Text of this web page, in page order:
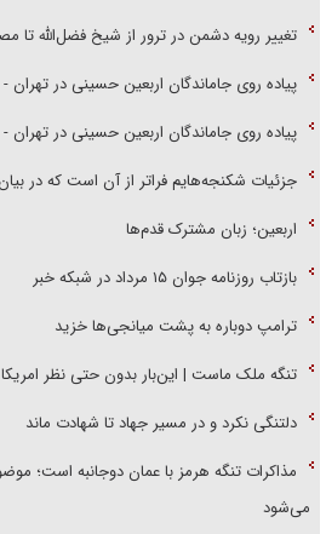
تغییر رویه دشمن در ترور از شیخ فضل‌الله تا
پیاده روی جاماندگان اربعین حسینی در تهران - ۲
پیاده روی جاماندگان اربعین حسینی در تهران - ۱
جزئیات شکنجه‌هایم فراتر از آن است که در
اربعین؛ زبان مشترک قدم‌ها
بازتاب روزنامه جوان ۱۵ مرداد در شبکه خبر
ترامپ دوباره به پشت میانجی‌ها خزید
تنگه ملک ماست | این‌بار بدون حتی نظر امریکا
دلتنگی نکرد و در مسیر جهاد تا شهادت ماند
مذاکرات تنگه هرمز با عمان دوجانبه است؛
می‌شود